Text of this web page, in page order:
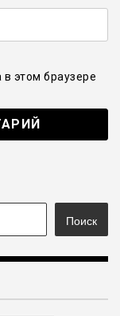
этом браузере
Поиск